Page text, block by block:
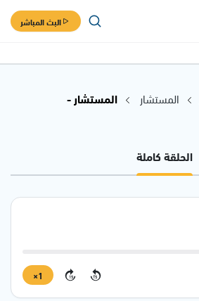
البث المباشر
المستشار
المستشار -
الحلقة كاملة
15
15
1×